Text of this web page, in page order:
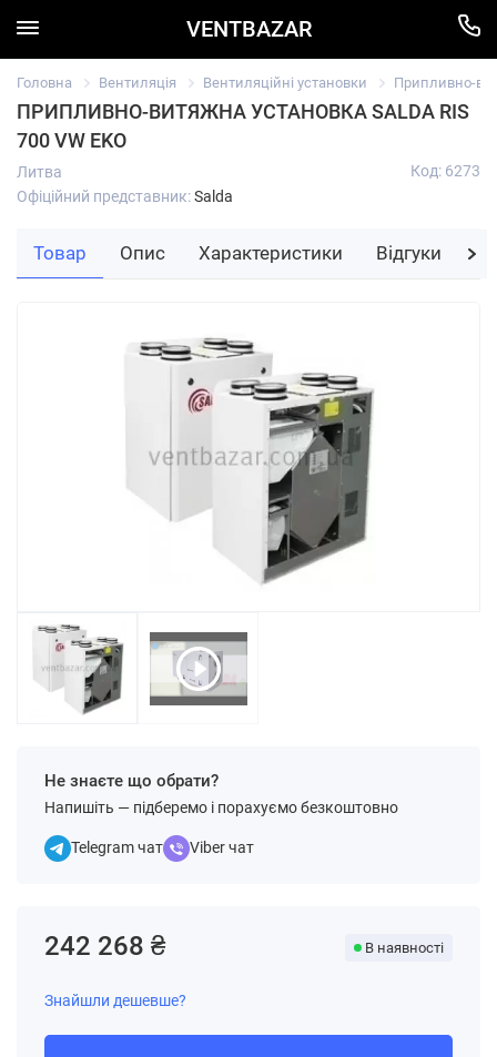
VENTBAZAR
Головна Вентиляція Вентиляційні установки Припливно-
ПРИПЛИВНО-ВИТЯЖНА УСТАНОВКА SALDA RIS
700 VW EKO
Литва
Офіційний представник:Salda
Код: 6273
Не знаєте що обрати?
Напишіть — підберемо і порахуємо безкоштовно
Telegram чат Viber чат
242 268 ₴ В наявності
Знайшли дешевше?
Товар Опис Характеристики Відгуки